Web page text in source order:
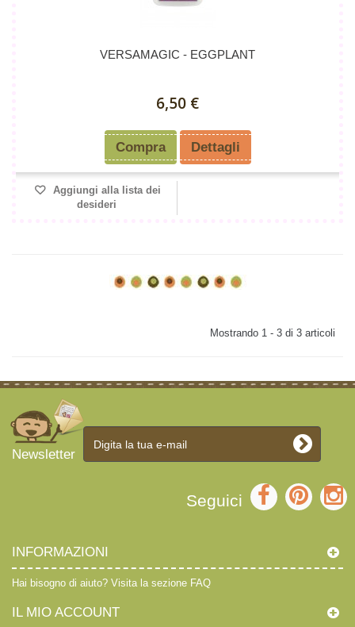
VERSAMAGIC - EGGPLANT
6,50 €
Compra Dettagli
Aggiungi alla lista dei
desideri
Mostrando 1 - 3 di 3 articoli
Newsletter
Seguici
INFORMAZIONI
Hai bisogno di aiuto? Visita la sezione FAQ
IL MIO ACCOUNT